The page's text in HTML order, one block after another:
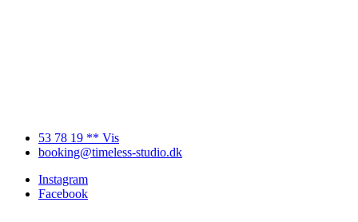
53 78 19 ** Vis
booking@timeless-studio.dk
Instagram
Facebook